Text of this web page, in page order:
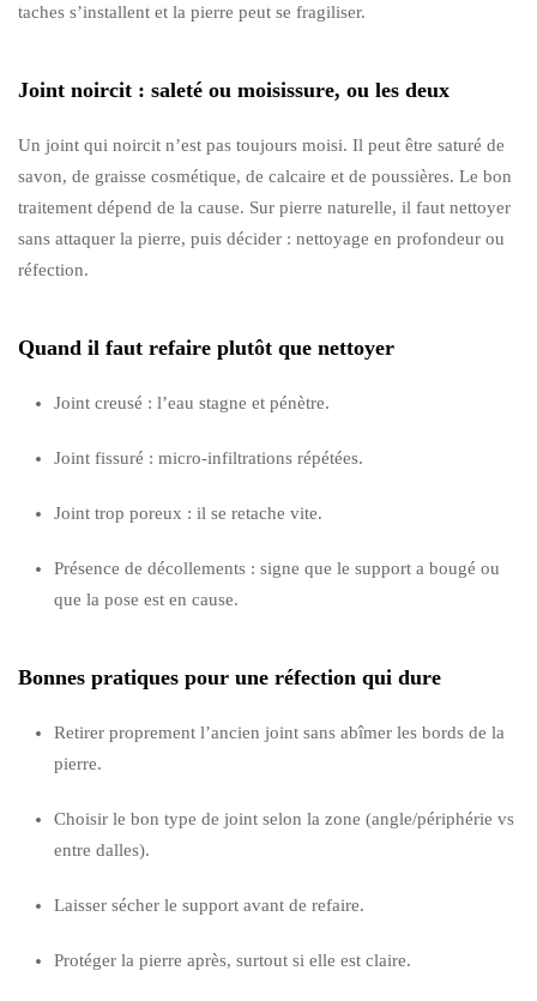
taches s’installent et la pierre peut se fragiliser.
Joint noircit : saleté ou moisissure, ou les deux
Un joint qui noircit n’est pas toujours moisi. Il peut être saturé de
savon, de graisse cosmétique, de calcaire et de poussières. Le bon
traitement dépend de la cause. Sur pierre naturelle, il faut nettoyer
sans attaquer la pierre, puis décider : nettoyage en profondeur ou
réfection.
Quand il faut refaire plutôt que nettoyer
Joint creusé : l’eau stagne et pénètre.
Joint fissuré : micro-infiltrations répétées.
Joint trop poreux : il se retache vite.
Présence de décollements : signe que le support a bougé ou
que la pose est en cause.
Bonnes pratiques pour une réfection qui dure
Retirer proprement l’ancien joint sans abîmer les bords de la
pierre.
Choisir le bon type de joint selon la zone (angle/périphérie vs
entre dalles).
Laisser sécher le support avant de refaire.
Protéger la pierre après, surtout si elle est claire.